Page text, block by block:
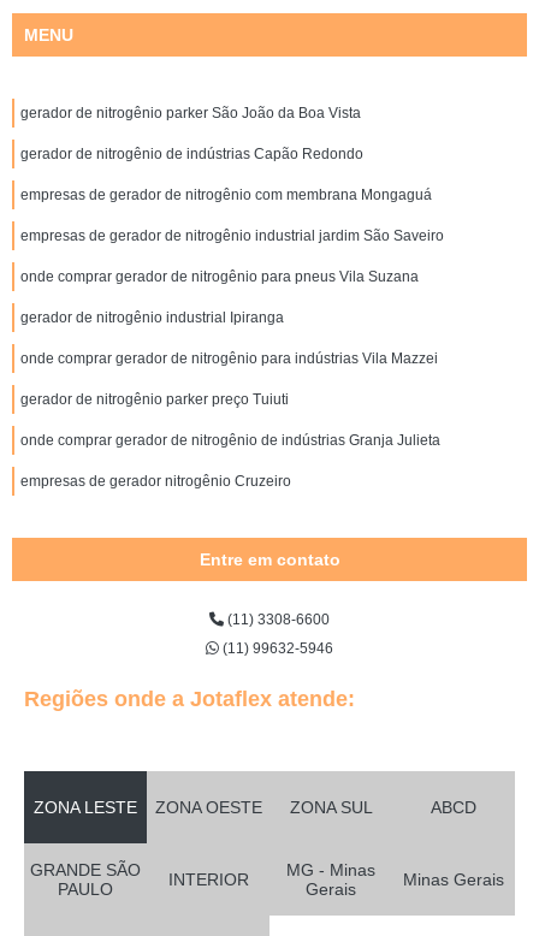
MENU
gerador de nitrogênio parker São João da Boa Vista
gerador de nitrogênio de indústrias Capão Redondo
empresas de gerador de nitrogênio com membrana Mongaguá
empresas de gerador de nitrogênio industrial jardim São Saveiro
onde comprar gerador de nitrogênio para pneus Vila Suzana
gerador de nitrogênio industrial Ipiranga
onde comprar gerador de nitrogênio para indústrias Vila Mazzei
gerador de nitrogênio parker preço Tuiuti
onde comprar gerador de nitrogênio de indústrias Granja Julieta
empresas de gerador nitrogênio Cruzeiro
Entre em contato
(11) 3308-6600
(11) 99632-5946
Regiões onde a Jotaflex atende:
ZONA LESTE ZONA OESTE ZONA SUL ABCD
GRANDE SÃO
PAULO
INTERIOR
MG - Minas
Gerais
Minas Gerais